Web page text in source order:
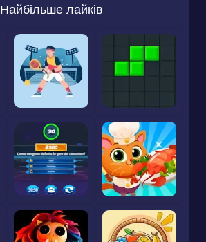
Найбільше лайків